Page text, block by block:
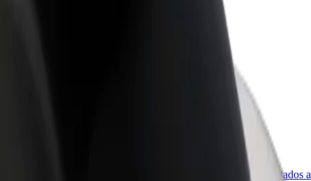
Productos y servicios de Bolt adaptados a